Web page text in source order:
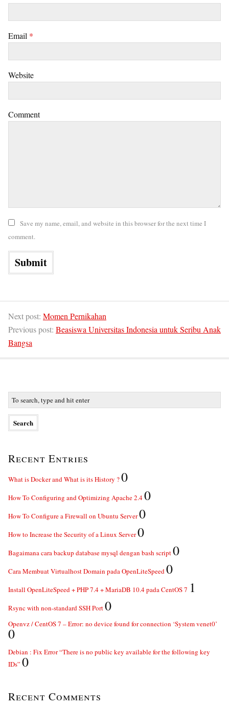
Email *
Website
Comment
Save my name, email, and website in this browser for the next time I
comment.
Next post: Momen Pernikahan
Previous post: Beasiswa Universitas Indonesia untuk Seribu Anak
Bangsa
Recent Entries
What is Docker and What is its History ?0
How To Configuring and Optimizing Apache 2.40
How To Configure a Firewall on Ubuntu Server0
How to Increase the Security of a Linux Server0
Bagaimana cara backup database mysql dengan bash script0
Cara Membuat Virtualhost Domain pada OpenLiteSpeed0
Install OpenLiteSpeed + PHP 7.4 + MariaDB 10.4 pada CentOS 7 1
Rsync with non-standard SSH Port0
Openvz / CentOS 7 – Error: no device found for connection ‘System venet0’
0
Debian : Fix Error “There is no public key available for the following key
IDs” 0
Recent Comments